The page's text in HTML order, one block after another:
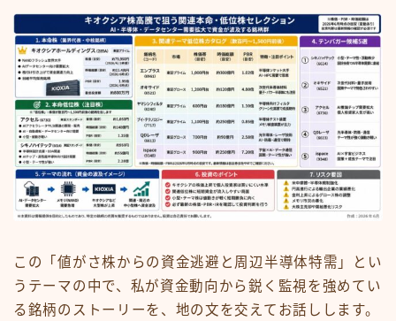
この「値がさ株からの資金逃避と周辺半導体特需」とい
うテーマの中で、私が資金動向から鋭く監視を強めてい
る銘柄のストーリーを、地の文を交えてお話しします。